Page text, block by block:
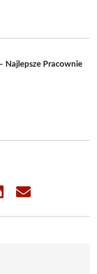
Najlepsze Pracownie
Share